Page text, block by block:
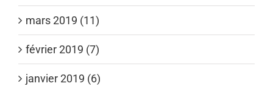
mars 2019 (11)
février 2019 (7)
janvier 2019 (6)